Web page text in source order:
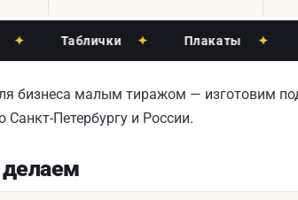
Таблички ✦ Плакаты ✦
бизнеса малым тиражом — изготовим
Петербургу и России.